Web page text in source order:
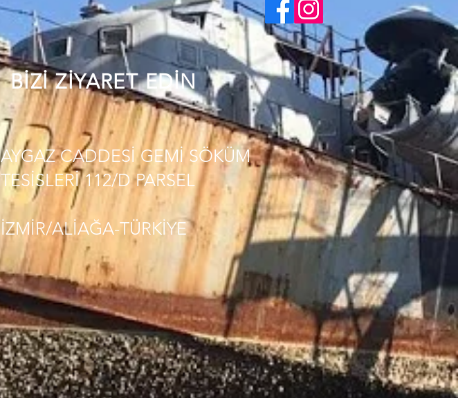
BİZİ ZİYARET EDİN
AYGAZ CADDESİ GEMİ SÖKÜM
TESİSLERİ 112/D PARSEL
İZMİR/ALİAĞA-TÜRKİYE